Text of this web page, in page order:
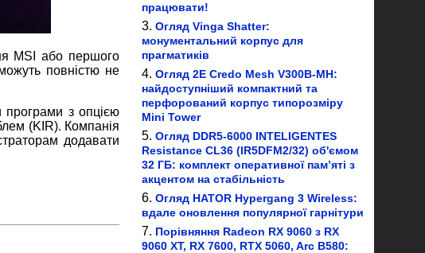
MSI або першого
повністю не
програми з опцією
(KIR). Компанія
додавати
працювати!
Огляд Vinga Shatter:
монументальний корпус для
прагматиків
Огляд 2E Credo Mesh V300B-MH:
найдоступніший компактний та
перфорований корпус типорозміру
Mini Tower
Огляд DDR5-6000 INTELIGENTES
Resistance CL36 (IR5DFM2/32) об'ємом
32 ГБ: комплект оперативної пам’яті з
акцентом на стабільність
Огляд HATOR Hypergang 3 Wireless:
вдале оновлення популярної гарнітури
Порівняння Radeon RX 9060 з RX
9060 XT, RX 7600, RTX 5060, Arc B580: